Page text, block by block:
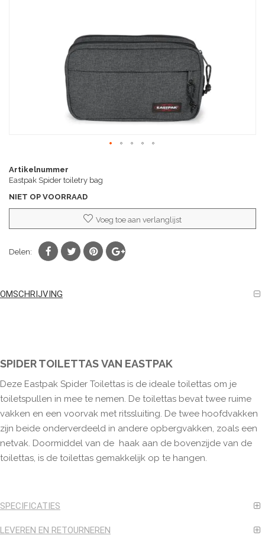
naar
het
van
de
gallerij
Artikelnummer
Eastpak Spider toiletry bag
NIET OP VOORRAAD
Voeg toe aan verlanglijst
Delen:
OMSCHRIJVING
SPIDER TOILETTAS VAN EASTPAK
Deze Eastpak Spider Toilettas is de ideale toilettas om je
toiletspullen in mee te nemen. De toilettas bevat twee ruime
vakken en een voorvak met ritssluiting. De twee hoofdvakken
zijn beide onderverdeeld in andere opbergvakken, zoals een
netvak. Doormiddel van de haak aan de bovenzijde van de
toilettas, is de toilettas gemakkelijk op te hangen.
SPECIFICATIES
LEVEREN EN RETOURNEREN